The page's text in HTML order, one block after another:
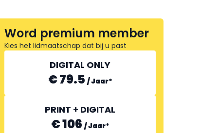
Word premium member
Kies het lidmaatschap dat bij u past
DIGITAL ONLY
€ 79.5 /Jaar*
PRINT + DIGITAL
€ 106 /Jaar*